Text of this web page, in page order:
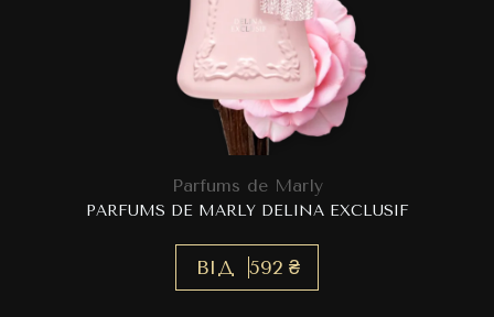
Parfums de Marly
PARFUMS DE MARLY DELINA EXCLUSIF
ВІД 592 ₴